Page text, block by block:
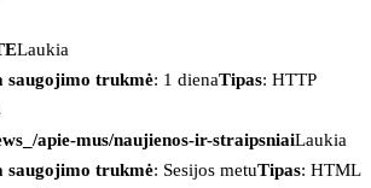
Laukia
saugojimo trukmė: 1 dienaTipas: HTTP
apie-mus/naujienos-ir-straipsniaiLaukia
saugojimo trukmė: Sesijos metuTipas: HTML